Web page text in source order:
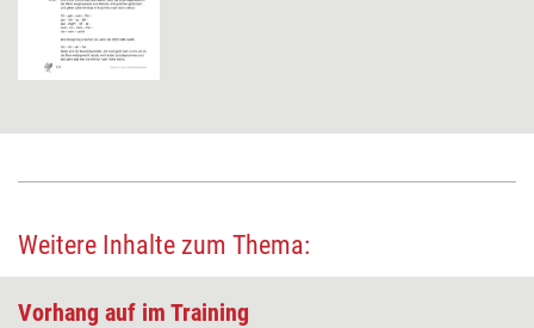
Weitere Inhalte zum Thema:
Vorhang auf im Training